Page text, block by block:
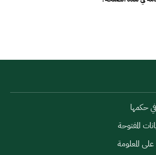
حكمها
المفتوحة
المعلومة